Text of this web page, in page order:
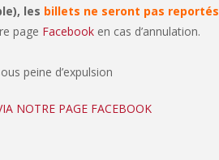
les billets ne seront pas reportés
page Facebooken cas d’annulation.
peine d’expulsion
NOTRE PAGE FACEBOOK